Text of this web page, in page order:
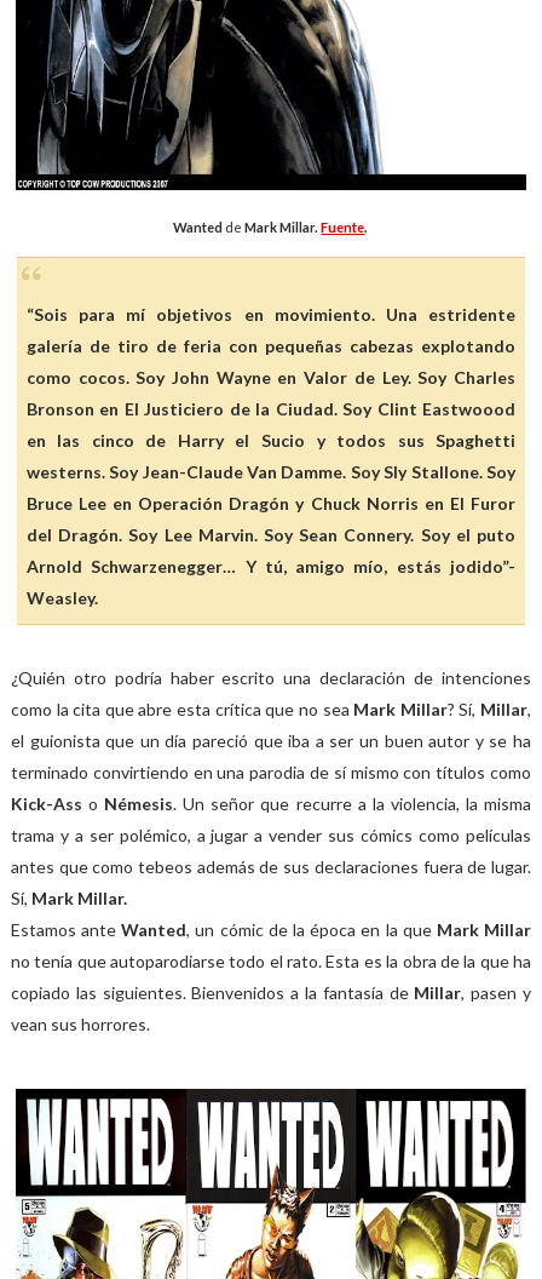
Wanted deMark Millar.Fuente.
“Sois para mí objetivos en movimiento. Una estridente
galería de tiro de feria con pequeñas cabezas explotando
como cocos. Soy John Wayne en Valor de Ley. Soy Charles
Bronson en El Justiciero de la Ciudad. Soy Clint Eastwoood
en las cinco de Harry el Sucio y todos sus Spaghetti
westerns. Soy Jean-Claude Van Damme. Soy Sly Stallone. Soy
Bruce Lee en Operación Dragón y Chuck Norris en El Furor
del Dragón. Soy Lee Marvin. Soy Sean Connery. Soy el puto
Arnold Schwarzenegger… Y tú, amigo mío, estás jodido”-
Weasley.
¿Quién otro podría haber escrito una declaración de intenciones
como la cita que abre esta crítica que no sea Mark Millar? Sí, Millar,
el guionista que un día pareció que iba a ser un buen autor y se ha
terminado convirtiendo en una parodia de sí mismo con títulos como
Kick-Asso Némesis. Un señor que recurre a la violencia, la misma
trama y a ser polémico, a jugar a vender sus cómics como películas
antes que como tebeos además de sus declaraciones fuera de lugar.
Sí, Mark Millar.
Estamos anteWanted, un cómic de la época en la que Mark Millar
no tenía que autoparodiarse todo el rato. Esta es la obra de la que ha
copiado las siguientes. Bienvenidos a la fantasía de Millar, pasen y
vean sus horrores.